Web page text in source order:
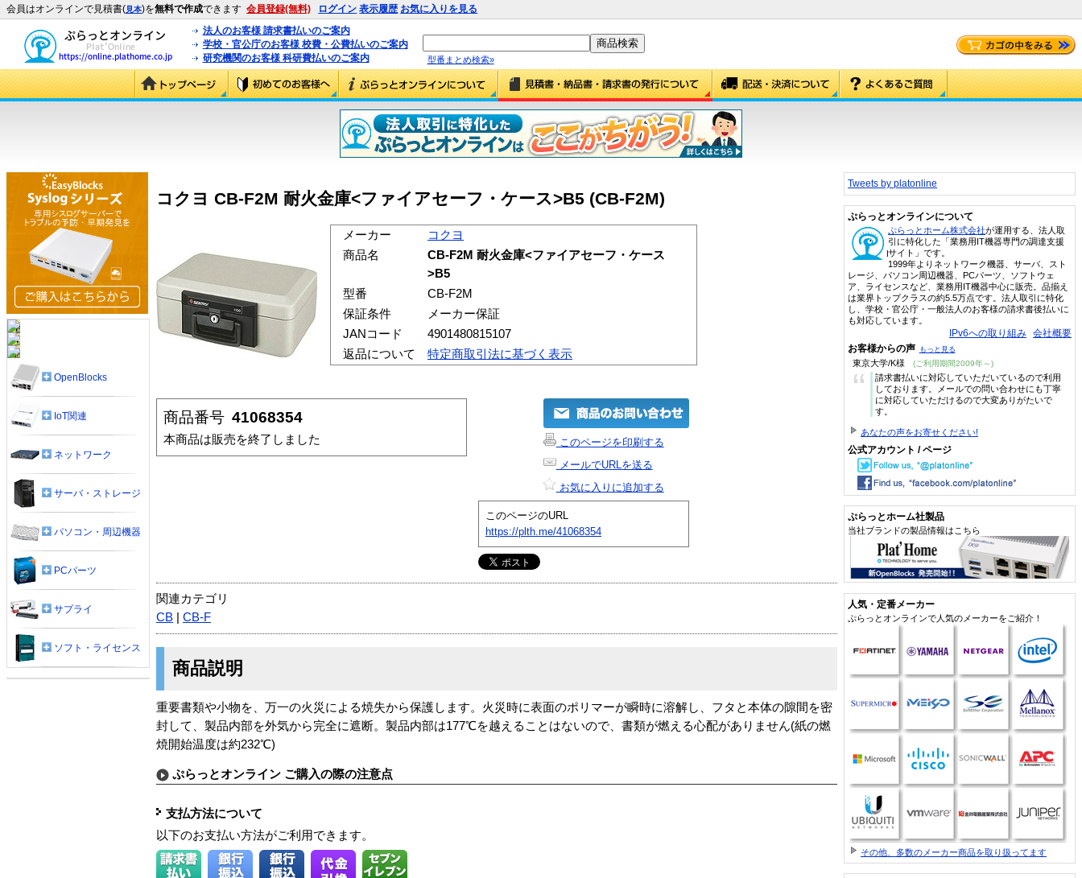
会員はオンラインで見積書(見本)を無料で作成できます 会員登録(無料) ログイン 表示履歴 お気に入りを見る
法人のお客様 請求書払いのご案内
学校・官公庁のお客様 校費・公費払いのご案内
研究機関のお客様 科研費払いのご案内
型番まとめ検索»
コクヨ CB-F2M 耐火金庫<ファイアセーフ・ケース>B5 (CB-F2M)
メーカー
コクヨ
商品名
CB-F2M 耐火金庫<ファイアセーフ・ケース
>B5
型番
CB-F2M
保証条件
メーカー保証
JANコード
4901480815107
返品について
特定商取引法に基づく表示
商品番号 41068354
本商品は販売を終了しました
このページを印刷する
メールでURLを送る
お気に入りに追加する
このページのURL
https://plth.me/41068354
関連カテゴリ
CB
CB-F
商品説明
重要書類や小物を、万一の火災による焼失から保護します。火災時に表面のポリマーが瞬時に溶解し、フタと本体の隙間を密
封して、製品内部を外気から完全に遮断。製品内部は177℃を越えることはないので、書類が燃える心配がありません(紙の燃
焼開始温度は約232℃)
ぷらっとオンライン ご購入の際の注意点
支払方法について
以下のお支払い方法がご利用できます。
OpenBlocks
IoT関連
ネットワーク
サーバ・ストレージ
パソコン・周辺機器
PCパーツ
サプライ
ソフト・ライセンス
Tweets by platonline
ぷらっとオンラインについて
ぷらっとホーム株式会社が運用する、法人取
引に特化した「業務用IT機器専門の調達支援
サイト」です。
1999年よりネットワーク機器、サーバ、スト
レージ、パソコン周辺機器、PCパーツ、ソフトウェ
ア、ライセンスなど、業務用IT機器中心に販売。品揃え
は業界トップクラスの約5.5万点です。法人取引に特化
し、学校・官公庁・一般法人のお客様の請求書後払いに
も対応しています。
IPv6への取り組み 会社概要
お客様からの声 もっと見る
東京大学/K様 (ご利用期間2009年～)
“
請求書払いに対応していただいているので利用
しております。メールでの問い合わせにも丁寧
に対応していただけるので大変ありがたいで
す。
あなたの声をお寄せください!
公式アカウント / ページ
ぷらっとホーム社製品
当社ブランドの製品情報はこちら
人気・定番メーカー
ぷらっとオンラインで人気のメーカーをご紹介！
その他、多数のメーカー商品を取り扱ってます